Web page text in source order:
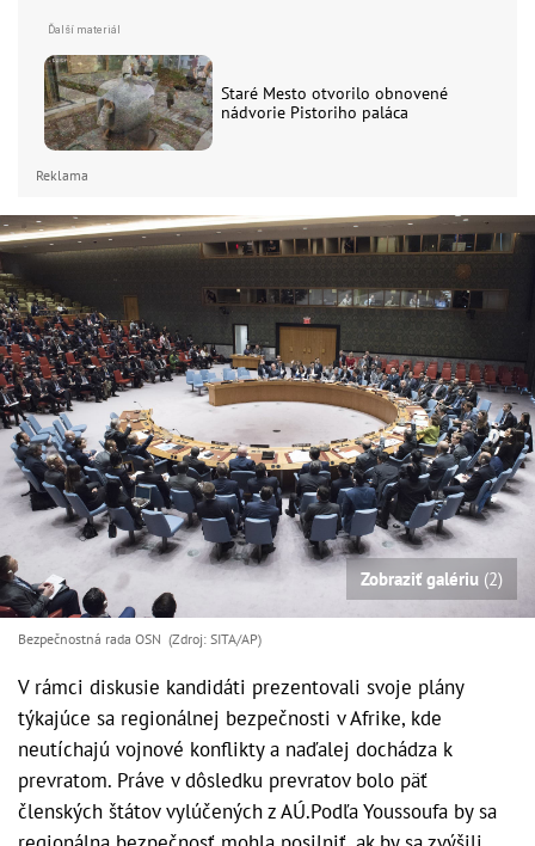
Staré Mesto otvorilo obnovené
nádvorie Pistoriho paláca
Reklama
Zobraziť galériu (2)
Bezpečnostná rada OSN (Zdroj: SITA/AP)
V rámci diskusie kandidáti prezentovali svoje plány
týkajúce sa regionálnej bezpečnosti v Afrike, kde
neutíchajú vojnové konflikty a naďalej dochádza k
prevratom. Práve v dôsledku prevratov bolo päť
členských štátov vylúčených z AÚ.Podľa Youssoufa by sa